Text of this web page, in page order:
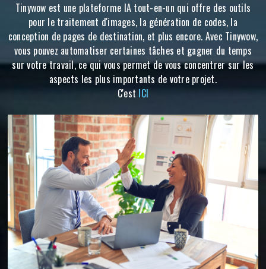
Tinywow est une plateforme IA tout-en-un qui offre des outils
pour le traitement d'images, la génération de codes, la
conception de pages de destination, et plus encore. Avec Tinywow,
vous pouvez automatiser certaines tâches et gagner du temps
sur votre travail, ce qui vous permet de vous concentrer sur les
aspects les plus importants de votre projet.
C'est ICI